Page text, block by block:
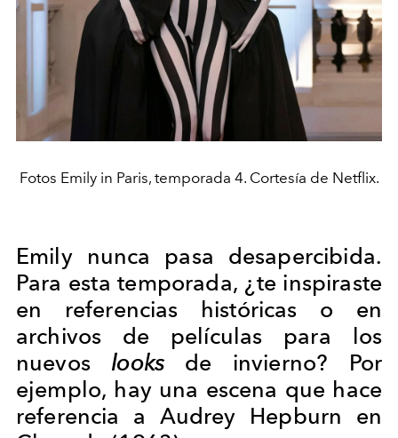
Fotos Emily in Paris, temporada 4. Cortesía de Netflix.
Emily nunca pasa desapercibida.
Para esta temporada, ¿te inspiraste
en referencias históricas o en
archivos de películas para los
nuevos looksde invierno? Por
ejemplo, hay una escena que hace
referencia a Audrey Hepburn en